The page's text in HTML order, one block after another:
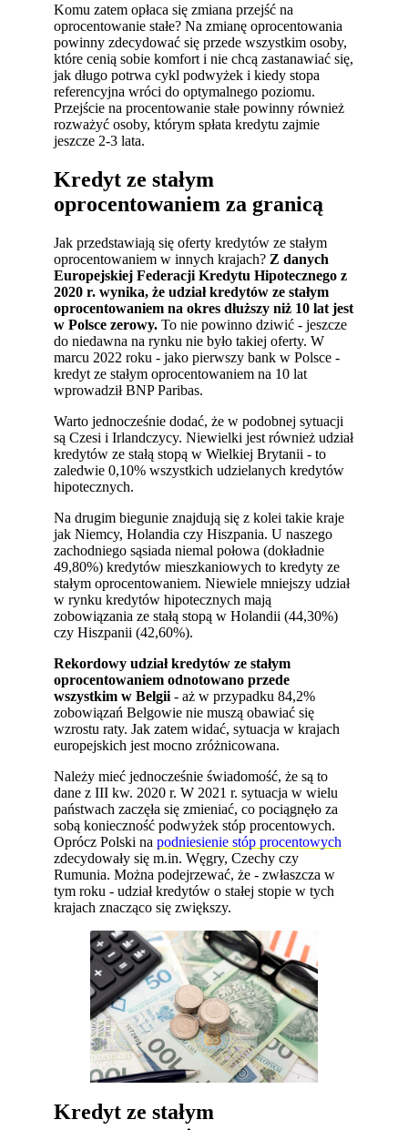
Komu zatem opłaca się zmiana przejść na
oprocentowanie stałe? Na zmianę oprocentowania
powinny zdecydować się przede wszystkim osoby,
które cenią sobie komfort i nie chcą zastanawiać się,
jak długo potrwa cykl podwyżek i kiedy stopa
referencyjna wróci do optymalnego poziomu.
Przejście na procentowanie stałe powinny również
rozważyć osoby, którym spłata kredytu zajmie
jeszcze 2-3 lata.
Kredyt ze stałym
oprocentowaniem za granicą
Jak przedstawiają się oferty kredytów ze stałym
oprocentowaniem w innych krajach? Z danych
Europejskiej Federacji Kredytu Hipotecznego z
2020 r. wynika, że udział kredytów ze stałym
oprocentowaniem na okres dłuższy niż 10 lat jest
w Polsce zerowy. To nie powinno dziwić - jeszcze
do niedawna na rynku nie było takiej oferty. W
marcu 2022 roku - jako pierwszy bank w Polsce -
kredyt ze stałym oprocentowaniem na 10 lat
wprowadził BNP Paribas.
Warto jednocześnie dodać, że w podobnej sytuacji
są Czesi i Irlandczycy. Niewielki jest również udział
kredytów ze stałą stopą w Wielkiej Brytanii - to
zaledwie 0,10% wszystkich udzielanych kredytów
hipotecznych.
Na drugim biegunie znajdują się z kolei takie kraje
jak Niemcy, Holandia czy Hiszpania. U naszego
zachodniego sąsiada niemal połowa (dokładnie
49,80%) kredytów mieszkaniowych to kredyty ze
stałym oprocentowaniem. Niewiele mniejszy udział
w rynku kredytów hipotecznych mają
zobowiązania ze stałą stopą w Holandii (44,30%)
czy Hiszpanii (42,60%).
Rekordowy udział kredytów ze stałym
oprocentowaniem odnotowano przede
wszystkim w Belgii- aż w przypadku 84,2%
zobowiązań Belgowie nie muszą obawiać się
wzrostu raty. Jak zatem widać, sytuacja w krajach
europejskich jest mocno zróżnicowana.
Należy mieć jednocześnie świadomość, że są to
dane z III kw. 2020 r. W 2021 r. sytuacja w wielu
państwach zaczęła się zmieniać, co pociągnęło za
sobą konieczność podwyżek stóp procentowych.
Oprócz Polski napodniesienie stóp procentowych
zdecydowały się m.in. Węgry, Czechy czy
Rumunia. Można podejrzewać, że - zwłaszcza w
tym roku - udział kredytów o stałej stopie w tych
krajach znacząco się zwiększy.
Kredyt ze stałym